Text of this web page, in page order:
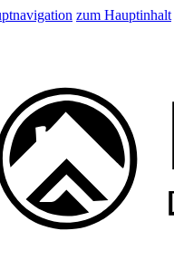
zum Hauptinhalt